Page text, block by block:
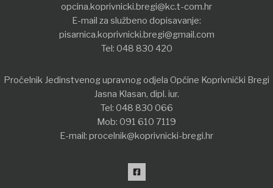
opcina.koprivnicki.bregi@kc.t-com.hr
E-mail za službeno dopisavanje:
pisarnica.koprivnicki.bregi@gmail.com
Tel: 048 830 420
Pročelnik Jedinstvenog upravnog odjela Općine Koprivnički Bregi
Jasna Klasan, dipl. iur.
Tel: 048 830 066
Mob: 091 610 7119
E-mail: procelnik@koprivnicki-bregi.hr